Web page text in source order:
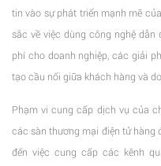
tin vào sự phát triển mạnh mẽ
sắc về việc dùng công nghệ
phí cho doanh nghiệp, các giải
tạo cầu nối giữa khách hàng và
Phạm vi cung cấp dịch vụ của
các sàn thương mại điện tử hàng
đến việc cung cấp các kênh